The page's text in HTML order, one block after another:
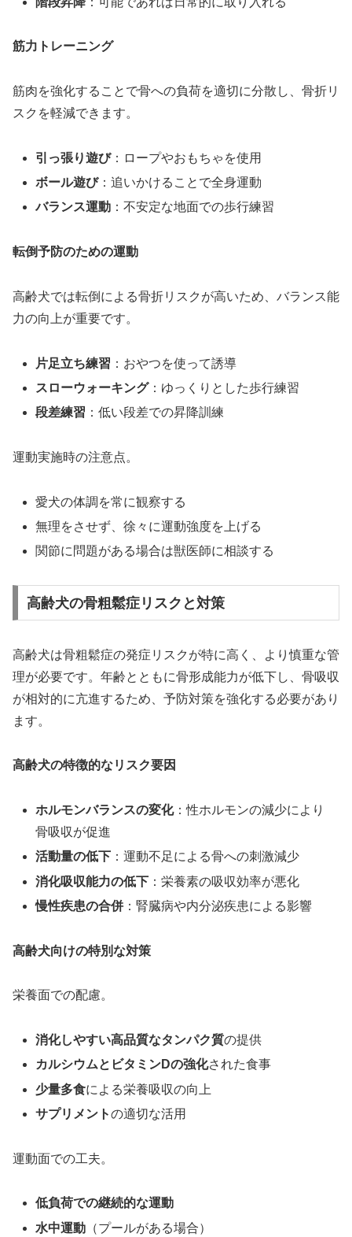
筋力トレーニング
筋肉を強化することで骨への負荷を適切に分散し、骨折リ
スクを軽減できます。
引っ張り遊び：ロープやおもちゃを使用
ボール遊び：追いかけることで全身運動
バランス運動 ：不安定な地面での歩行練習
転倒予防のための運動
高齢犬では転倒による骨折リスクが高いため、バランス能
力の向上が重要です。
片足立ち練習 ：おやつを使って誘導
スローウォーキング：ゆっくりとした歩行練習
段差練習 ：低い段差での昇降訓練
運動実施時の注意点。
愛犬の体調を常に観察する
無理をさせず、徐々に運動強度を上げる
関節に問題がある場合は獣医師に相談する
高齢犬の骨粗鬆症リスクと対策
高齢犬は骨粗鬆症の発症リスクが特に高く、より慎重な管
理が必要です。年齢とともに骨形成能力が低下し、骨吸収
が相対的に亢進するため、予防対策を強化する必要があり
ます。
高齢犬の特徴的なリスク要因
ホルモンバランスの変化：性ホルモンの減少により
骨吸収が促進
活動量の低下 ：運動不足による骨への刺激減少
消化吸収能力の低下 ：栄養素の吸収効率が悪化
慢性疾患の合併 ：腎臓病や内分泌疾患による影響
高齢犬向けの特別な対策
栄養面での配慮。
消化しやすい高品質なタンパク質の提供
カルシウムとビタミンDの強化された食事
少量多食による栄養吸収の向上
サプリメントの適切な活用
運動面での工夫。
低負荷での継続的な運動
水中運動 （プールがある場合）